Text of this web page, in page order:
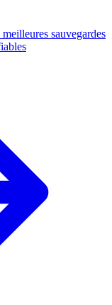
meilleures sauvegardes